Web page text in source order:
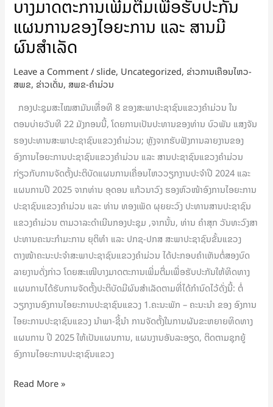
ບາງມາດຕະການເພີ່ມຕື່ມເພື່ອຮັບປະກັນ
ແຜນການຂອງໄອຍະການ ແລະ ສານມີ
ຜົນສຳເລັດ
Leave a Comment/slide, Uncategorized, ຂ່າວການເຄືອນໄຫວ-
ສພຂ, ຂ່າວເດັ່ນ, ສພຂ-ຄໍາມ່ວນ
ກອງປະຊຸມສະໄໝສາມັນເທື່ອທີ 8 ຂອງສະພາປະຊາຊົນແຂວງຄຳມ່ວນ ໃນ
ຕອນບ່າຍວັນທີ 22 ມັງກອນນີ້, ໂດຍການເປັນປະທານຂອງທ່ານ ບົວພັນ ແສງຈັນ
ຮອງປະທານສະພາປະຊາຊົນແຂວງຄຳມ່ວນ; ຫຼັງຈາກຮັບຟັງການລາຍງານຂອງ
ອົງການໄອຍະການປະຊາຊົນແຂວງຄຳມ່ວນ ແລະ ສານປະຊາຊົນແຂວງຄຳມ່ວນ
ກ່ຽວກັບການຈັດຕັ້ງປະຕິບັດແຜນການເຄື່ອນໄຫວວຽກງານປະຈຳປີ 2024 ແລະ
ແຜນການປີ 2025 ຈາກທ່ານ ອຸດອນ ແກ້ວນາວົງ ຮອງຫົວໜ້າອົງການໄອຍະການ
ປະຊາຊົນແຂວງຄຳມ່ວນ ແລະ ທ່ານ ທອງເພັດ ຜຸຍຍະວົງ ປະທານສານປະຊາຊົນ
ແຂວງຄຳມ່ວນ ຕາມວາລະດຳເນີນກອງປະຊຸມ ,ຈາກນັ້ນ, ທ່ານ ຄຳສຸກ ວັນທະວົງສາ
ປະທານຄະນະກຳມະການ ຍຸຕິທຳ ແລະ ປກຊ-ປກສ ສະພາປະຊາຊົນຂັ້ນແຂວງ
ຕາງໜ້າຄະນະປະຈໍາສະພາປະຊາຊົນແຂວງຄຳມ່ວນ ໄດ້ປະກອບຄຳເຫັນຕໍ່ສອງບົດ
ລາຍງານດັ່ງກ່າວ ໂດຍສະເໜີບາງມາດຕະການເພີ່ມຕື່ມເພື່ອຮັບປະກັນໃຫ້ທິດທາງ
ແຜນການໄດ້ຮັບການຈັດຕັ້ງປະຕິບັດມີຜົນສຳເລັດຕາມທີ່ໄດ້ກຳນົດໄວ້ດັ່ງນີ້: ຕໍ່
ວຽກງານອົງການໄອຍະການປະຊາຊົນແຂວງ 1.ຄະນະພັກ – ຄະນະນໍາ ຂອງ ອົງການ
ໄອຍະການປະຊາຊົນແຂວງ ນໍາພາ-ຊີ້ນໍາ ການຈັດຕັ້ງໃນການຜັນຂະຫຍາຍທິດທາງ
ແຜນການ ປີ 2025 ໃຫ້ເປັນແຜນການ, ແຜນງານອັນລະອຽດ, ຕິດຕາມຊຸກຍູ້
ອົງການໄອຍະການປະຊາຊົນແຂວງ
ຕະ
ການ
ເພີ່ມ
ຕື່ມ
ເພື່ອ
ຮັບປະກັນ
ແຜນການ
ຂອງ
ໄອ
ຍະ
ການ
ແລະ
ສານ
ມີ
ຜົນສຳເລັດ
Read More »